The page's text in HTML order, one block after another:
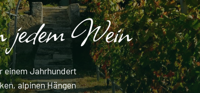
Wein
einem Jahrhundert
alpinen Hängen